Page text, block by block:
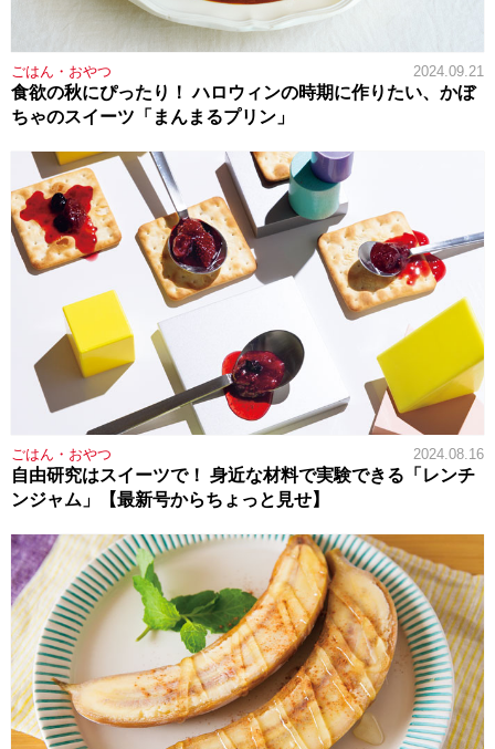
ごはん・おやつ 2024.09.21
食欲の秋にぴったり！ ハロウィンの時期に作りたい、かぼ
ちゃのスイーツ「まんまるプリン」
ごはん・おやつ 2024.08.16
自由研究はスイーツで！ 身近な材料で実験できる「レンチ
ンジャム」【最新号からちょっと見せ】